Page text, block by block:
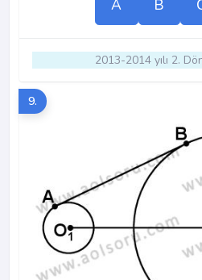
A B
2013-2014 yılı 2.
9.